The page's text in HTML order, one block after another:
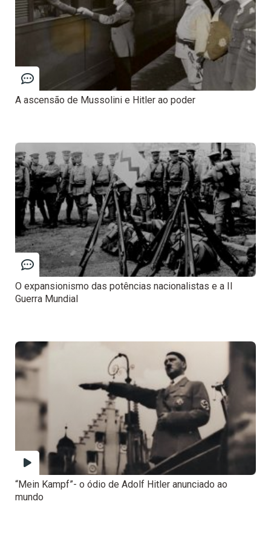
A ascensão de Mussolini e Hitler ao poder
O expansionismo das potências nacionalistas e a II
Guerra Mundial
“Mein Kampf”- o ódio de Adolf Hitler anunciado ao
mundo